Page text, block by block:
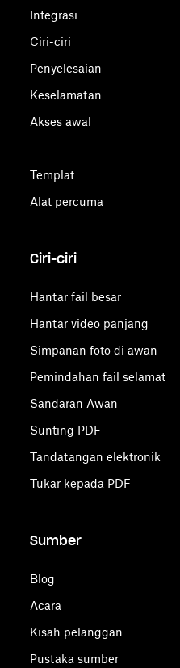
Integrasi
Ciri-ciri
Penyelesaian
Keselamatan
Akses awal
Templat
Alat percuma
Ciri-ciri
Hantar fail besar
Hantar video panjang
Simpanan foto di awan
Pemindahan fail selamat
Sandaran Awan
Sunting PDF
Tandatangan elektronik
Tukar kepada PDF
Sumber
Blog
Acara
Kisah pelanggan
Pustaka sumber